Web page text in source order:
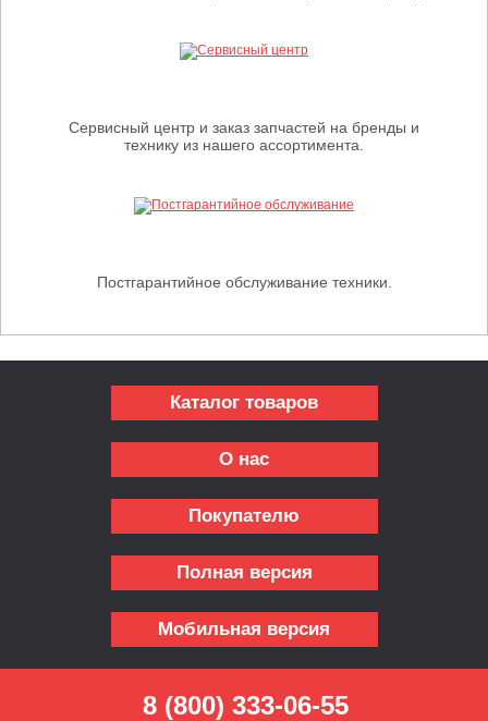
Сервисный центр и заказ запчастей на бренды и
технику из нашего ассортимента.
Постгарантийное обслуживание техники.
Каталог товаров
О нас
Покупателю
Полная версия
Мобильная версия
8 (800) 333-06-55